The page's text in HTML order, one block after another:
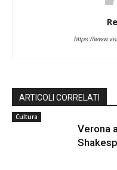
https://
ARTICOLI CORRELATI
Cultura
Verona